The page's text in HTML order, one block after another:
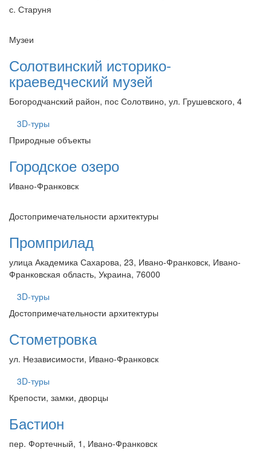
с. Старуня
Музеи
Солотвинский историко-
краеведческий музей
Богородчанский район, пос Солотвино, ул. Грушевского, 4
3D-туры
Природные объекты
Городское озеро
Ивано-Франковск
Достопримечательности архитектуры
Промприлад
улица Академика Сахарова, 23, Ивано-Франковск, Ивано-
Франковская область, Украина, 76000
3D-туры
Достопримечательности архитектуры
Стометровка
ул. Независимости, Ивано-Франковск
3D-туры
Крепости, замки, дворцы
Бастион
пер. Фортечный, 1, Ивано-Франковск